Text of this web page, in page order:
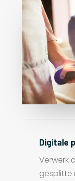
Digitale
Verwerk
gesplitte